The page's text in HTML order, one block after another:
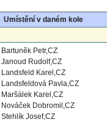
Umístění v daném kole
Bartuněk Petr,CZ
Janoud Rudolf,CZ
Landsfeld Karel,CZ
Landsfeldová Pavla,CZ
Maršálek Karel,CZ
Nováček Dobromil,CZ
Stehlík Josef,CZ